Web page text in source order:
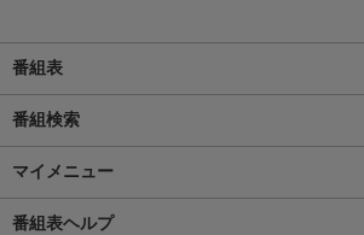
番組表
番組検索
マイメニュー
番組表ヘルプ